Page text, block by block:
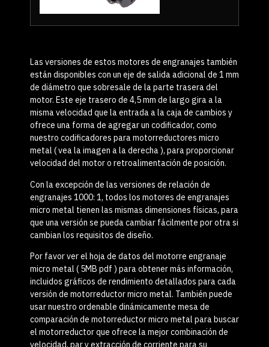
Las versiones de estos motores de engranajes también
están disponibles con un eje de salida adicional de 1 mm
de diámetro que sobresale de la parte trasera del
motor. Este eje trasero de 4,5 mm de largo gira a la
misma velocidad que la entrada a la caja de cambios y
ofrece una forma de agregar un codificador, como
nuestro codificadores para motorreductores micro
metal ( vea la imagen a la derecha ), para proporcionar
velocidad del motor o retroalimentación de posición.
Con la excepción de las versiones de relación de
engranajes 1000: 1, todos los motores de engranajes
micro metal tienen las mismas dimensiones físicas, para
que una versión se pueda cambiar fácilmente por otra si
cambian los requisitos de diseño.
Por favor ver el hoja de datos del motorre engranaje
micro metal ( 5MB pdf ) para obtener más información,
incluidos gráficos de rendimiento detallados para cada
versión de motorreductor micro metal. También puede
usar nuestro ordenable dinámicamente mesa de
comparación de motorreductor micro metal para buscar
el motorreductor que ofrece la mejor combinación de
velocidad, par y extracción de corriente para su